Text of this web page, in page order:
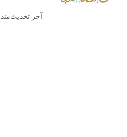
آخر تحديثمنذ 4 أشهر